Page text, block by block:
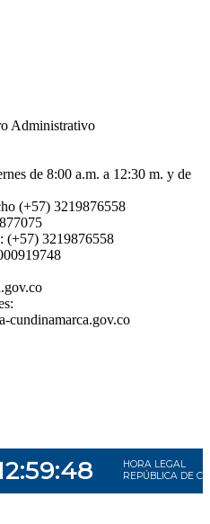
Administrativo
de 8:00 a.m. a 12:30 m. y de
(+57) 3219876558
(+57) 3219876558
cundinamarca.gov.co